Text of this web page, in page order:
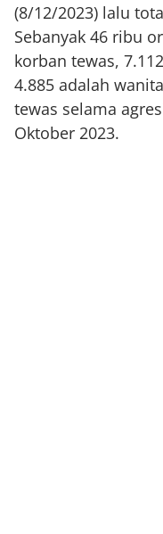
(8/12/2023) lalu
Sebanyak 46 ribu
korban tewas,
4.885 adalah
tewas selama
Oktober 2023.